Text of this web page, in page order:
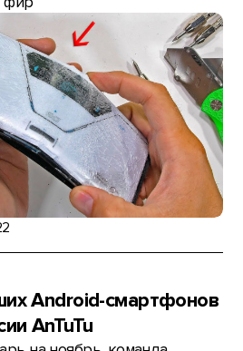
Android-смартфонов
AnTuTu